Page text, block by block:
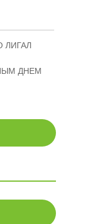
ЛИГАЛ
ДНЕМ